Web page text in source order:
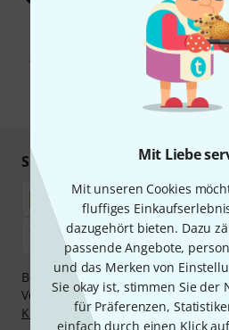
Mit Liebe
Mit unseren Cookies
fluffiges
dazugehört bieten. Dazu
passende Angebote,
und das Merken von
Sie okay ist, stimmen Sie der
für Präferenzen,
einfach durch einen Klick
Mit Klick auf „Jetzt anmelden“
Werbung und einer Messung des E-
Abmeldung ist jederzeit möglich.
unseren
* Pflichtfeld
Sicher einkaufen & bezahlen
Bezahlen Sie vertraulich und
Vorkasse, PayPal, Amazon Pay,
Klarna Ratenzahlungoder